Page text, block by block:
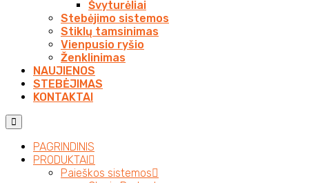
Švyturėliai
Stebėjimo sistemos
Stiklų tamsinimas
Vienpusio ryšio
Ženklinimas
NAUJIENOS
STEBĖJIMAS
KONTAKTAI
PAGRINDINIS
PRODUKTAI
Paieškos sistemos